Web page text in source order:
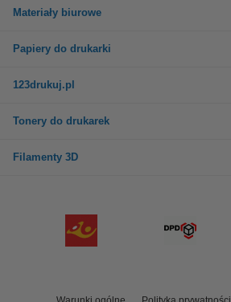
Materiały biurowe
Papiery do drukarki
123drukuj.pl
Tonery do drukarek
Filamenty 3D